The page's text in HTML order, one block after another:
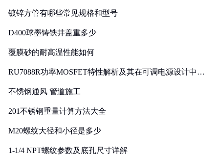
镀锌方管有哪些常见规格和型号
D400球墨铸铁井盖重多少
覆膜砂的耐高温性能如何
RU7088R功率MOSFET特性解析及其在可调电源设计中的
不锈钢通风 管道施工
201不锈钢重量计算方法大全
M20螺纹大径和小径是多少
1-1/4 NPT螺纹参数及底孔尺寸详解